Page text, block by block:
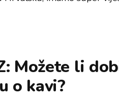
Možete li
o kavi?